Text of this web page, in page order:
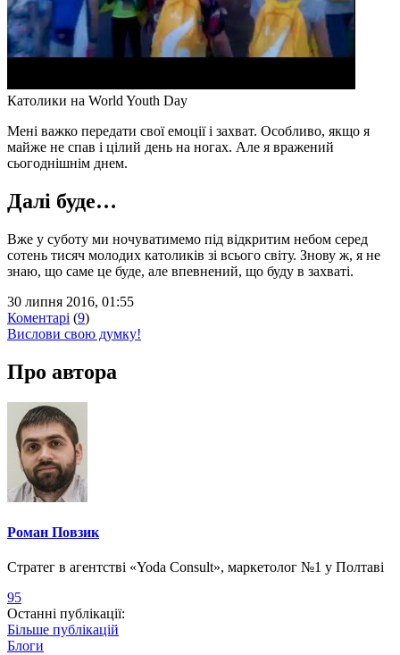
Католики на World Youth Day
Мені важко передати свої емоції і захват. Особливо, якщо я
майже не спав і цілий день на ногах. Але я вражений
сьогоднішнім днем.
Далі буде…
Вже у суботу ми ночуватимемо під відкритим небом серед
сотень тисяч молодих католиків зі всього світу. Знову ж, я не
знаю, що саме це буде, але впевнений, що буду в захваті.
30 липня 2016, 01:55
Коментарі (9)
Вислови свою думку!
Про автора
Роман Повзик
Стратег в агентстві «Yoda Consult», маркетолог №1 у Полтаві
95
Останні публікації:
Більше публікацій
Блоги